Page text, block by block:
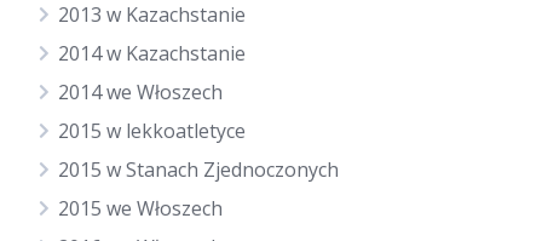
2013 w Kazachstanie
2014 w Kazachstanie
2014 we Włoszech
2015 w lekkoatletyce
2015 w Stanach Zjednoczonych
2015 we Włoszech